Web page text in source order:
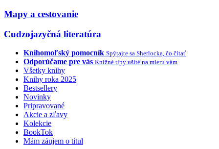
Mapy a cestovanie
Cudzojazyčná literatúra
Knihomoľský pomocník Spýtajte sa Sherlocka, čo čítať
Odporúčame pre vás Knižné tipy ušité na mieru vám
Všetky knihy
Knihy roka 2025
Bestsellery
Novinky
Pripravované
Akcie a zľavy
Kolekcie
BookTok
Mám záujem o titul